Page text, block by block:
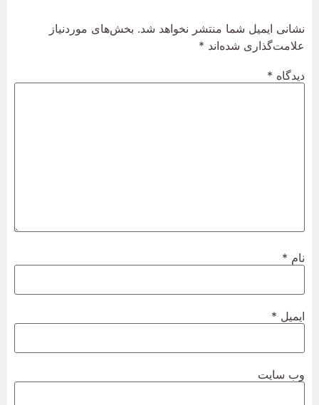
نشانی ایمیل شما منتشر نخواهد شد. بخش‌های موردنیاز
علامت‌گذاری شده‌اند *
دیدگاه *
نام *
ایمیل *
وب‌ سایت